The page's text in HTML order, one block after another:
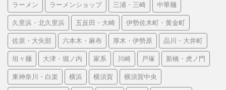
ラーメン ラーメンショップ 三浦・三崎 中華麺
久里浜・北久里浜 五反田・大崎 伊勢佐木町・黄金町
佐原・大矢部 六本木・麻布 厚木・伊勢原 品川・大井町
坦々麺 大津・堀ノ内 家系 川崎 戸塚 新橋・虎ノ門
東神奈川・白楽 横浜 横須賀 横須賀中央